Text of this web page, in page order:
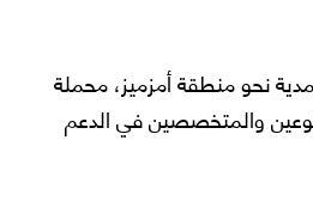
يوم 14 شتنبر 2023 من المحمدية نحو منطقة أمزميز، محملة
والمتخصصين في الدعم